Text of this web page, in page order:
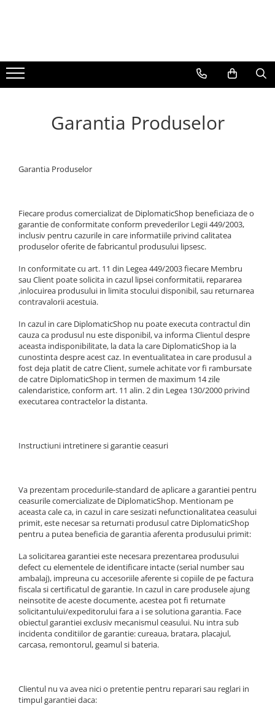
BERE
CAFEA
DEODORANTE
PARFUMURI
Garantia Produselor
Garantia Produselor
Fiecare produs comercializat de DiplomaticShop beneficiaza de o
garantie de conformitate conform prevederilor Legii 449/2003,
inclusiv pentru cazurile in care informatiile privind calitatea
produselor oferite de fabricantul produsului lipsesc.
In conformitate cu art. 11 din Legea 449/2003 fiecare Membru
sau Client poate solicita in cazul lipsei conformitatii, repararea
,inlocuirea produsului in limita stocului disponibil, sau returnarea
contravalorii acestuia.
In cazul in care DiplomaticShop nu poate executa contractul din
cauza ca produsul nu este disponibil, va informa Clientul despre
aceasta indisponibilitate, la data la care DiplomaticShop ia la
cunostinta despre acest caz. In eventualitatea in care produsul a
fost deja platit de catre Client, sumele achitate vor fi rambursate
de catre DiplomaticShop in termen de maximum 14 zile
calendaristice, conform art. 11 alin. 2 din Legea 130/2000 privind
executarea contractelor la distanta.
Instructiuni intretinere si garantie ceasuri
Va prezentam procedurile-standard de aplicare a garantiei pentru
ceasurile comercializate de DiplomaticShop. Mentionam pe
aceasta cale ca, in cazul in care sesizati nefunctionalitatea ceasului
primit, este necesar sa returnati produsul catre DiplomaticShop
pentru a putea beneficia de garantia aferenta produsului primit:
La solicitarea garantiei este necesara prezentarea produsului
defect cu elementele de identificare intacte (serial number sau
ambalaj), impreuna cu accesoriile aferente si copiile de pe factura
fiscala si certificatul de garantie. In cazul in care produsele ajung
neinsotite de aceste documente, acestea pot fi returnate
solicitantului/expeditorului fara a i se solutiona garantia. Face
obiectul garantiei exclusiv mecanismul ceasului. Nu intra sub
incidenta conditiilor de garantie: cureaua, bratara, placajul,
carcasa, remontorul, geamul si bateria.
Clientul nu va avea nici o pretentie pentru reparari sau reglari in
timpul garantiei daca: